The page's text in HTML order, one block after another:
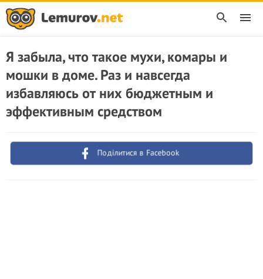
Я забыла, что такое мухи, комары и
мошки в доме. Раз и навсегда
избавляюсь от них бюджетным и
эффективным средством
Поділитися в Facebook